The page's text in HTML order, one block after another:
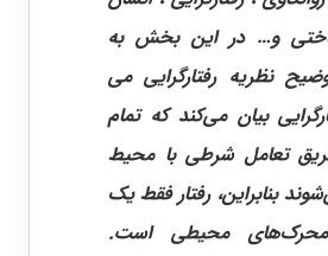
و… در این بخش به
نظریه رفتارگرایی می
بیان می‌کند که تمام
طریق تعامل شرطی با محیط
بنابراین، رفتار فقط یک
محیطی است.